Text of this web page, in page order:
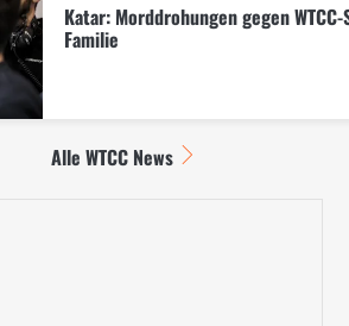
Katar: Morddrohungen gegen
Familie
Alle WTCC News